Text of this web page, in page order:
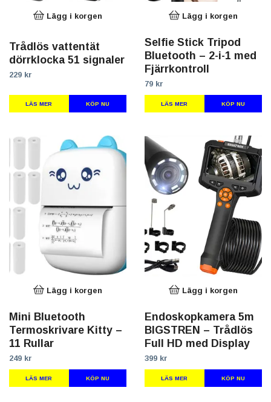
Lägg i korgen
Trådlös vattentät
dörrklocka 51 signaler
229 kr
LÄS MER
Lägg i korgen
Selfie Stick Tripod
Bluetooth – 2-i-1 med
Fjärrkontroll
79 kr
LÄS MER
Lägg i korgen
Mini Bluetooth
Termoskrivare Kitty –
11 Rullar
249 kr
LÄS MER
Lägg i korgen
Endoskopkamera 5m
BIGSTREN – Trådlös
Full HD med Display
399 kr
LÄS MER